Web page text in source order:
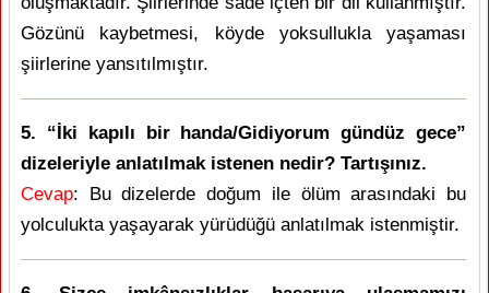
Gözünü kaybetmesi, köyde yoksullukla yaşaması
şiirlerine yansıtılmıştır.
5. “İki kapılı bir handa/Gidiyorum gündüz gece”
dizeleriyle anlatılmak istenen nedir? Tartışınız.
Cevap: Bu dizelerde doğum ile ölüm arasındaki bu
yolculukta yaşayarak yürüdüğü anlatılmak istenmiştir.